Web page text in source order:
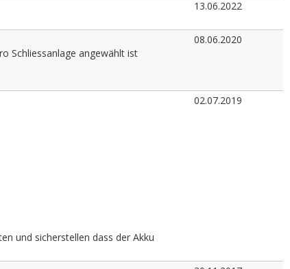
13.06.2022
Schliessanlage angewählt ist
08.06.2020
und sicherstellen dass der Akku
02.07.2019